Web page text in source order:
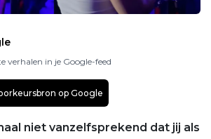
verhalen in je Google-feed
op Google
niet vanzelfsprekend dat jij als